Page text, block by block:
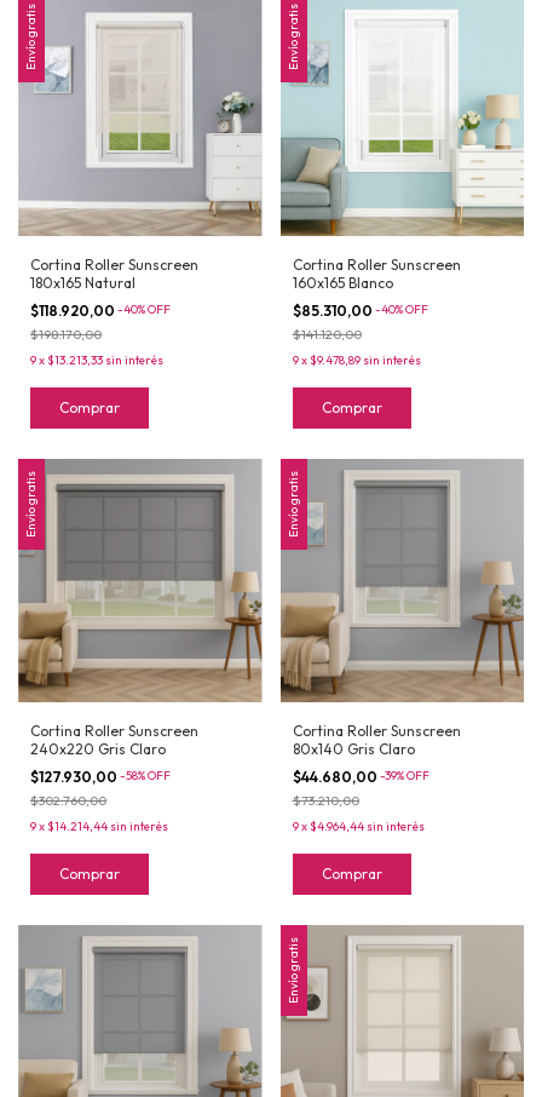
Envío gratis
Cortina Roller Sunscreen
180x165 Natural
$118.920,00 -40%OFF
$198.170,00
9x$13.213,33 sin interés
Comprar
Envío gratis
Cortina Roller Sunscreen
160x165 Blanco
$85.310,00 -40%OFF
$141.120,00
9x$9.478,89 sin interés
Comprar
Envío gratis
Cortina Roller Sunscreen
240x220 Gris Claro
$127.930,00 -58%OFF
$302.760,00
9x$14.214,44 sin interés
Comprar
Envío gratis
Cortina Roller Sunscreen
80x140 Gris Claro
$44.680,00 -39%OFF
$73.210,00
9x$4.964,44 sin interés
Comprar
Envío gratis